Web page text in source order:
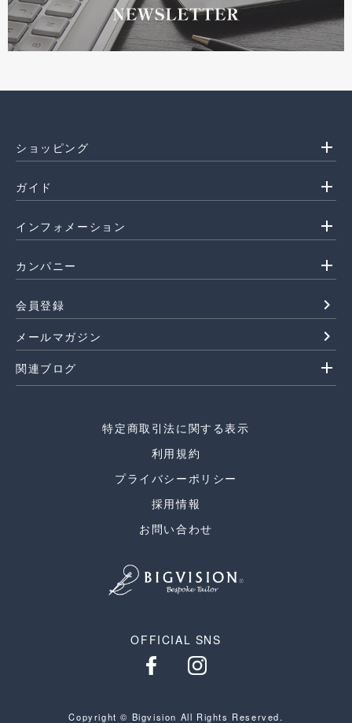
ショッピング add
ガイド add
インフォメーション add
カンパニー add
会員登録 navigate_next
メールマガジン navigate_next
関連ブログ add
特定商取引法に関する表示
利用規約
プライバシーポリシー
採用情報
お問い合わせ
OFFICIAL SNS
Copyright © Bigvision All Rights Reserved.